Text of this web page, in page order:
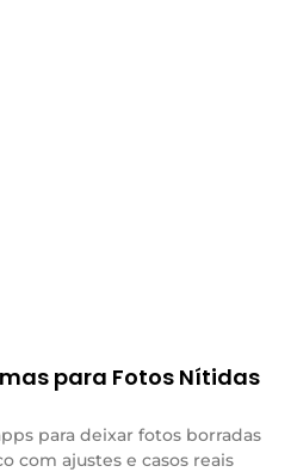
para Fotos Nítidas
para deixar fotos borradas
com ajustes e casos reais